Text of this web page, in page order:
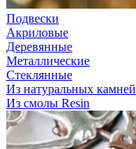
Подвески
Акриловые
Деревянные
Металлические
Стеклянные
Из натуральных камней
Из смолы Resin